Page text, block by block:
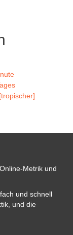
Metrik und
und schnell
und die